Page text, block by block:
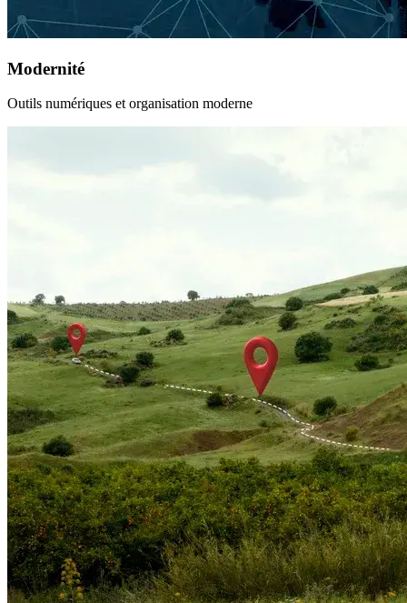
Modernité
Outils numériques et organisation moderne